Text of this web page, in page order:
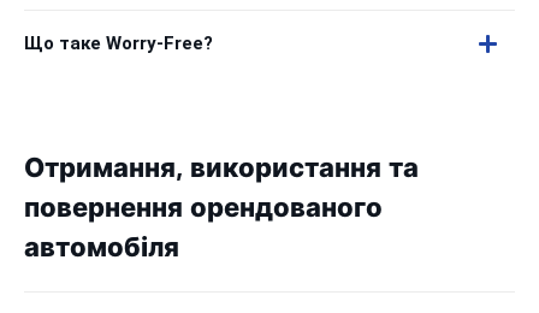
Що таке Worry-Free?
Отримання, використання та
повернення орендованого
автомобіля